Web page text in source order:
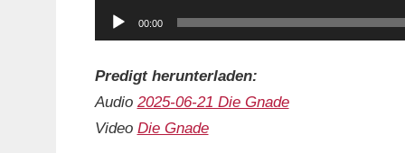
00:00
Predigt herunterladen:
Audio 2025-06-21 Die Gnade
Video Die Gnade